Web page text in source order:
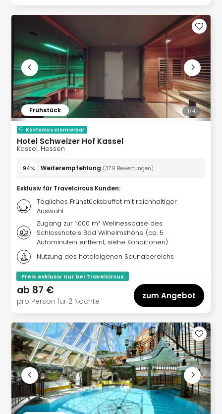
Frühstück 1/4
Kostenlos stornierbar
Hotel Schweizer Hof Kassel
Kassel, Hessen
94% Weiterempfehlung (379 Bewertungen)
Exklusiv für Travelcircus Kunden:
Tägliches Frühstücksbuffet mit reichhaltiger
Auswahl
Zugang zur 1.000 m² Wellnessoase des
Schlosshotels Bad Wilhelmshöhe (ca. 5
Autominuten entfernt, siehe Konditionen)
Nutzung des hoteleigenen Saunabereichs
Preis exklusiv nur bei Travelcircus
ab 87 €
pro Person für 2 Nächte
zum Angebot